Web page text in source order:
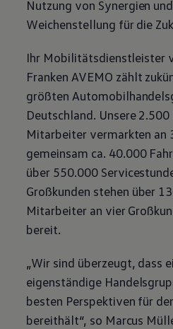
Assistenzsysteme
Digitale
Live Beratung
Lifestyle
Transport
Elektromobilität
Volkswagen R
Volkswagen
Nutzung von Synergien
Weichenstellung für die
Ihr Mobilitätsdienstleister
Franken AVEMO zählt
größten
Deutschland. Unsere
Mitarbeiter vermarkten an
gemeinsam ca. 40.000
über 550.000
Großkunden stehen über
Mitarbeiter an vier
bereit.
„Wir sind überzeugt, dass
eigenständige
besten Perspektiven für
bereithält“, so Marcus